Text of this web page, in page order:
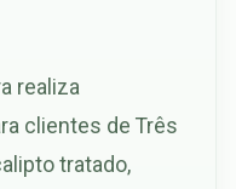
realiza
clientes de Três
tratado,